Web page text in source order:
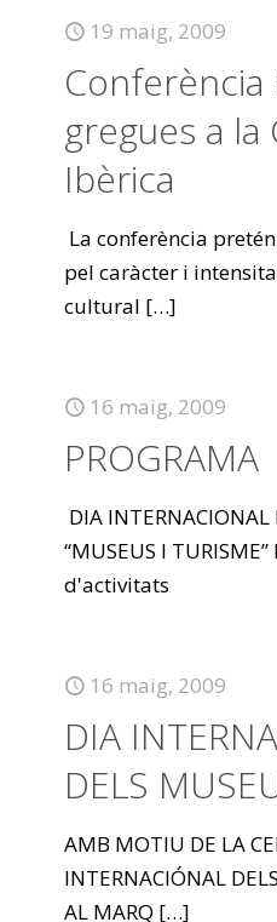
19 maig, 2009
Conferència
gregues a la
Ibèrica
La conferència
pel caràcter i
cultural […]
16 maig, 2009
PROGRAMA
DIA INTERNACIONAL
“MUSEUS I
d'activitats
16 maig, 2009
DIA
DELS
AMB MOTIU DE LA
INTERNACIÓNAL
AL MARQ […]